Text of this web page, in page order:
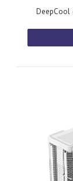
DeepCool